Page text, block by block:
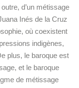
d’un métissage
Inés de la Cruz
où coexistent
indigènes,
plus, le baroque est
et le baroque
de métissage